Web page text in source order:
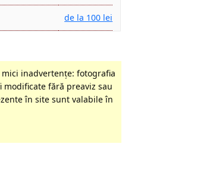
de la 100 lei
inadvertenţe: fotografia
fără preaviz sau
în site sunt valabile în